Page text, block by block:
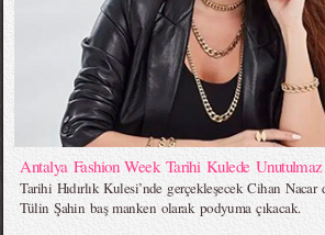
Antalya Fashion Week Tarihi Kulede
Tarihi Hıdırlık Kulesi’nde gerçekleşecek Cihan
Tülin Şahin baş manken olarak podyuma çıkacak.